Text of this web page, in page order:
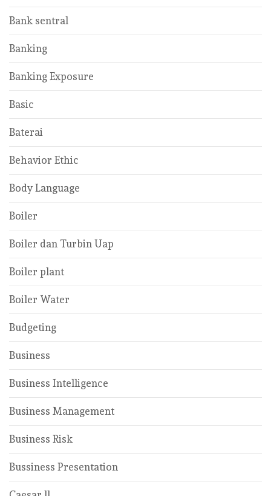
Bank sentral
Banking
Banking Exposure
Basic
Baterai
Behavior Ethic
Body Language
Boiler
Boiler dan Turbin Uap
Boiler plant
Boiler Water
Budgeting
Business
Business Intelligence
Business Management
Business Risk
Bussiness Presentation